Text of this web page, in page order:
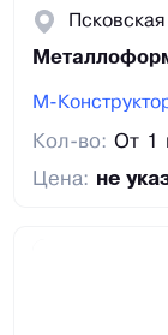
М-
Кол-во: От 1
Цена: не